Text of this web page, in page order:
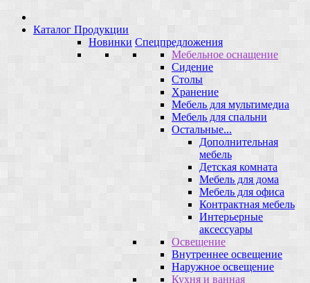
Каталог Продукции
Новинки Спецпредложения
Мебельное оснащение
Сидение
Столы
Хранение
Мебель для мультимедиа
Мебель для спальни
Остальные...
Дополнительная
мебель
Детская комната
Мебель для дома
Мебель для офиса
Контрактная мебель
Интерьерные
аксессуары
Освещение
Внутреннее освещение
Наружное освещение
Кухня и ванная